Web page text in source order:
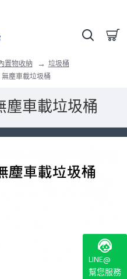
置物收納
垃圾桶
無塵車載垃圾桶
塵車載垃圾桶
LINE@
幫您服務